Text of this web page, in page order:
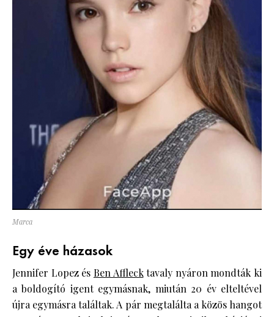
Marca
Egy éve házasok
Jennifer Lopez és Ben Afflecktavaly nyáron mondták ki
a boldogító igent egymásnak, miután 20 év elteltével
újra egymásra találtak. A pár megtalálta a közös hangot